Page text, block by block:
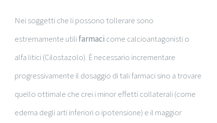
Nei soggetti che li possono tollerare sono
estremamente utilifarmaci come calcioantagonisti o
alfa litici (Cilostazolo). È necessario incrementare
progressivamente il dosaggio di tali farmaci sino a trovare
quello ottimale che crei i minor effetti collaterali (come
edema degli arti inferiori o ipotensione) e il maggior